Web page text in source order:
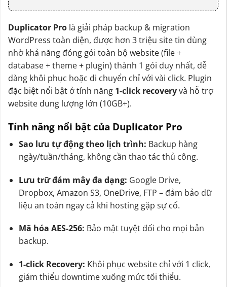
Duplicator Pro là giải pháp backup & migration
WordPress toàn diện, được hơn 3 triệu site tin dùng
nhờ khả năng đóng gói toàn bộ website (file +
database + theme + plugin) thành 1 gói duy nhất, dễ
dàng khôi phục hoặc di chuyển chỉ với vài click. Plugin
đặc biệt nổi bật ở tính năng 1-click recoveryvà hỗ trợ
website dung lượng lớn (10GB+).
Tính năng nổi bật của Duplicator Pro
Sao lưu tự động theo lịch trình: Backup hàng
ngày/tuần/tháng, không cần thao tác thủ công.
Lưu trữ đám mây đa dạng: Google Drive,
Dropbox, Amazon S3, OneDrive, FTP – đảm bảo dữ
liệu an toàn ngay cả khi hosting gặp sự cố.
Mã hóa AES-256: Bảo mật tuyệt đối cho mọi bản
backup.
1-click Recovery: Khôi phục website chỉ với 1 click,
giảm thiểu downtime xuống mức tối thiểu.